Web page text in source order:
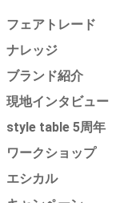
フェアトレード
ナレッジ
ブランド紹介
現地インタビュー
style table 5周年
ワークショップ
エシカル